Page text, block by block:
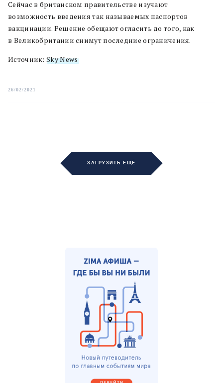
Сейчас в британском правительстве изучают
возможность введения так называемых паспортов
вакцинации. Решение обещают огласить до того, как
в Великобритании снимут последние ограничения.
Источник: Sky News
26/02/2021
ЗАГРУЗИТЬ ЕЩЁ